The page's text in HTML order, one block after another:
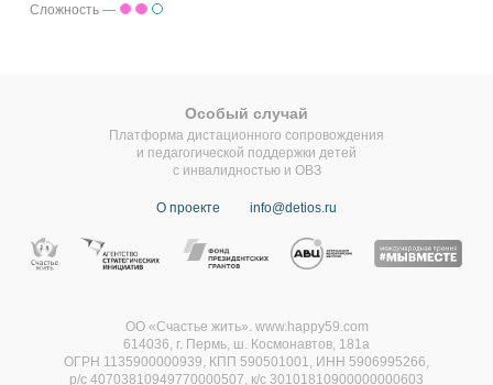
Сложность —
Особый случай
Платформа дистационного сопровождения
и педагогической поддержки детей
с инвалидностью и ОВЗ
О проекте info@detios.ru
ОО «Счастье жить». www.happy59.com
614036, г. Пермь, ш. Космонавтов, 181а
ОГРН 1135900000939, КПП 590501001, ИНН 5906995266,
р/с 40703810949770000507, к/с 30101810900000000603